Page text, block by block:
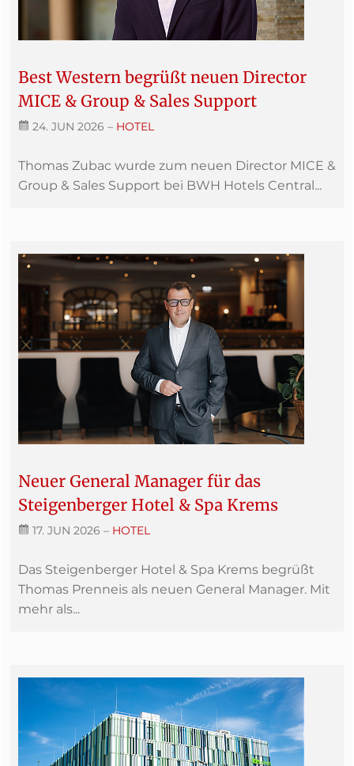
Best Western begrüßt neuen Director
MICE & Group & Sales Support
24. JUN 2026 – HOTEL
Thomas Zubac wurde zum neuen Director MICE &
Group & Sales Support bei BWH Hotels Central...
Neuer General Manager für das
Steigenberger Hotel & Spa Krems
17. JUN 2026 – HOTEL
Das Steigenberger Hotel & Spa Krems begrüßt
Thomas Prenneis als neuen General Manager. Mit
mehr als...